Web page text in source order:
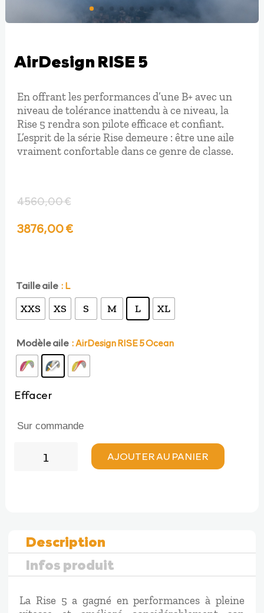
AirDesign RISE 5
En offrant les performances d’une B+ avec un
niveau de tolérance inattendu à ce niveau, la
Rise 5 rendra son pilote efficace et confiant.
L’esprit de la série Rise demeure : être une aile
vraiment confortable dans ce genre de classe.
4560,00€
Le
initial
était :
4560,00 €.
3876,00€Le
est :
3876,00 €.
Taille aile : L
XXS XS S M L XL
Modèle aile : AirDesign RISE 5 Ocean
Effacer
Sur commande
AJOUTER AU PANIER
Description
Infos produit
La Rise 5 a gagné en performances à pleine